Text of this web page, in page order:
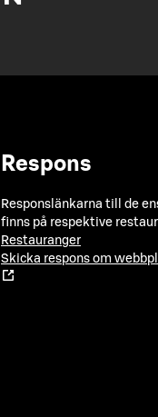
Respons
Responslänkarna till de
finns på respektive
Restauranger
Skicka respons om